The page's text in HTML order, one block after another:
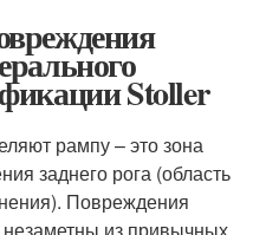
Stoller
рампу – это зона
заднего рога (область
Повреждения